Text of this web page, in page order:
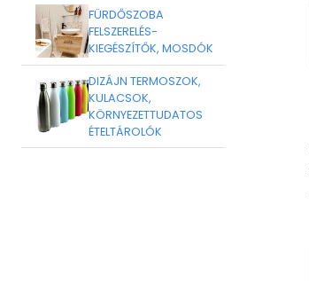
FÜRDŐSZOBA
FELSZERELÉS-
KIEGÉSZÍTŐK, MOSDÓK
DIZÁJN TERMOSZOK,
KULACSOK,
KÖRNYEZETTUDATOS
ÉTELTÁROLÓK